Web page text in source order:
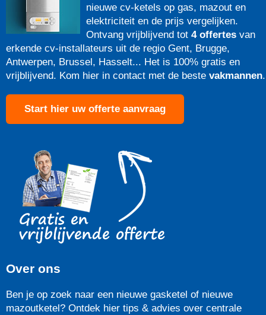
nieuwe cv-ketels op gas, mazout en
elektriciteit en de prijs vergelijken.
Ontvang vrijblijvend tot 4 offertes van
erkende cv-installateurs uit de regio Gent, Brugge,
Antwerpen, Brussel, Hasselt... Het is 100% gratis en
vrijblijvend. Kom hier in contact met de beste vakmannen.
Start hier uw offerte aanvraag
Over ons
Ben je op zoek naar een nieuwe gasketel of nieuwe
mazoutketel? Ontdek hier tips & advies over centrale